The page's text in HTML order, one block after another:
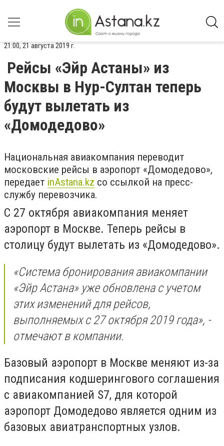
21:00, 21 августа 2019 г.
Рейсы «Эйр Астаны» из
Москвы в Нур-Султан теперь
будут вылетать из
«Домодедово»
Национальная авиакомпания переводит
московские рейсы в аэропорт «Домодедово»,
передает inAstana.kz со ссылкой на пресс-
службу перевозчика.
С 27 октября авиакомпания меняет
аэропорт в Москве. Теперь рейсы в
столицу будут вылетать из «Домодедово».
«Система бронирования авиакомпании
«Эйр Астана» уже обновлена с учетом
этих изменений для рейсов,
выполняемых с 27 октября 2019 года», -
отмечают в компании.
Базовый аэропорт в Москве меняют из-за
подписания кодшерингового соглашения
с авиакомпанией S7, для которой
аэропорт Домодедово является одним из
базовых авиатранспортных узлов.